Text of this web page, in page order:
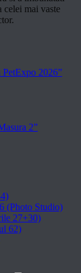
celei mai vaste
2026”
2”
(Photo Studio)
27+30)
62)